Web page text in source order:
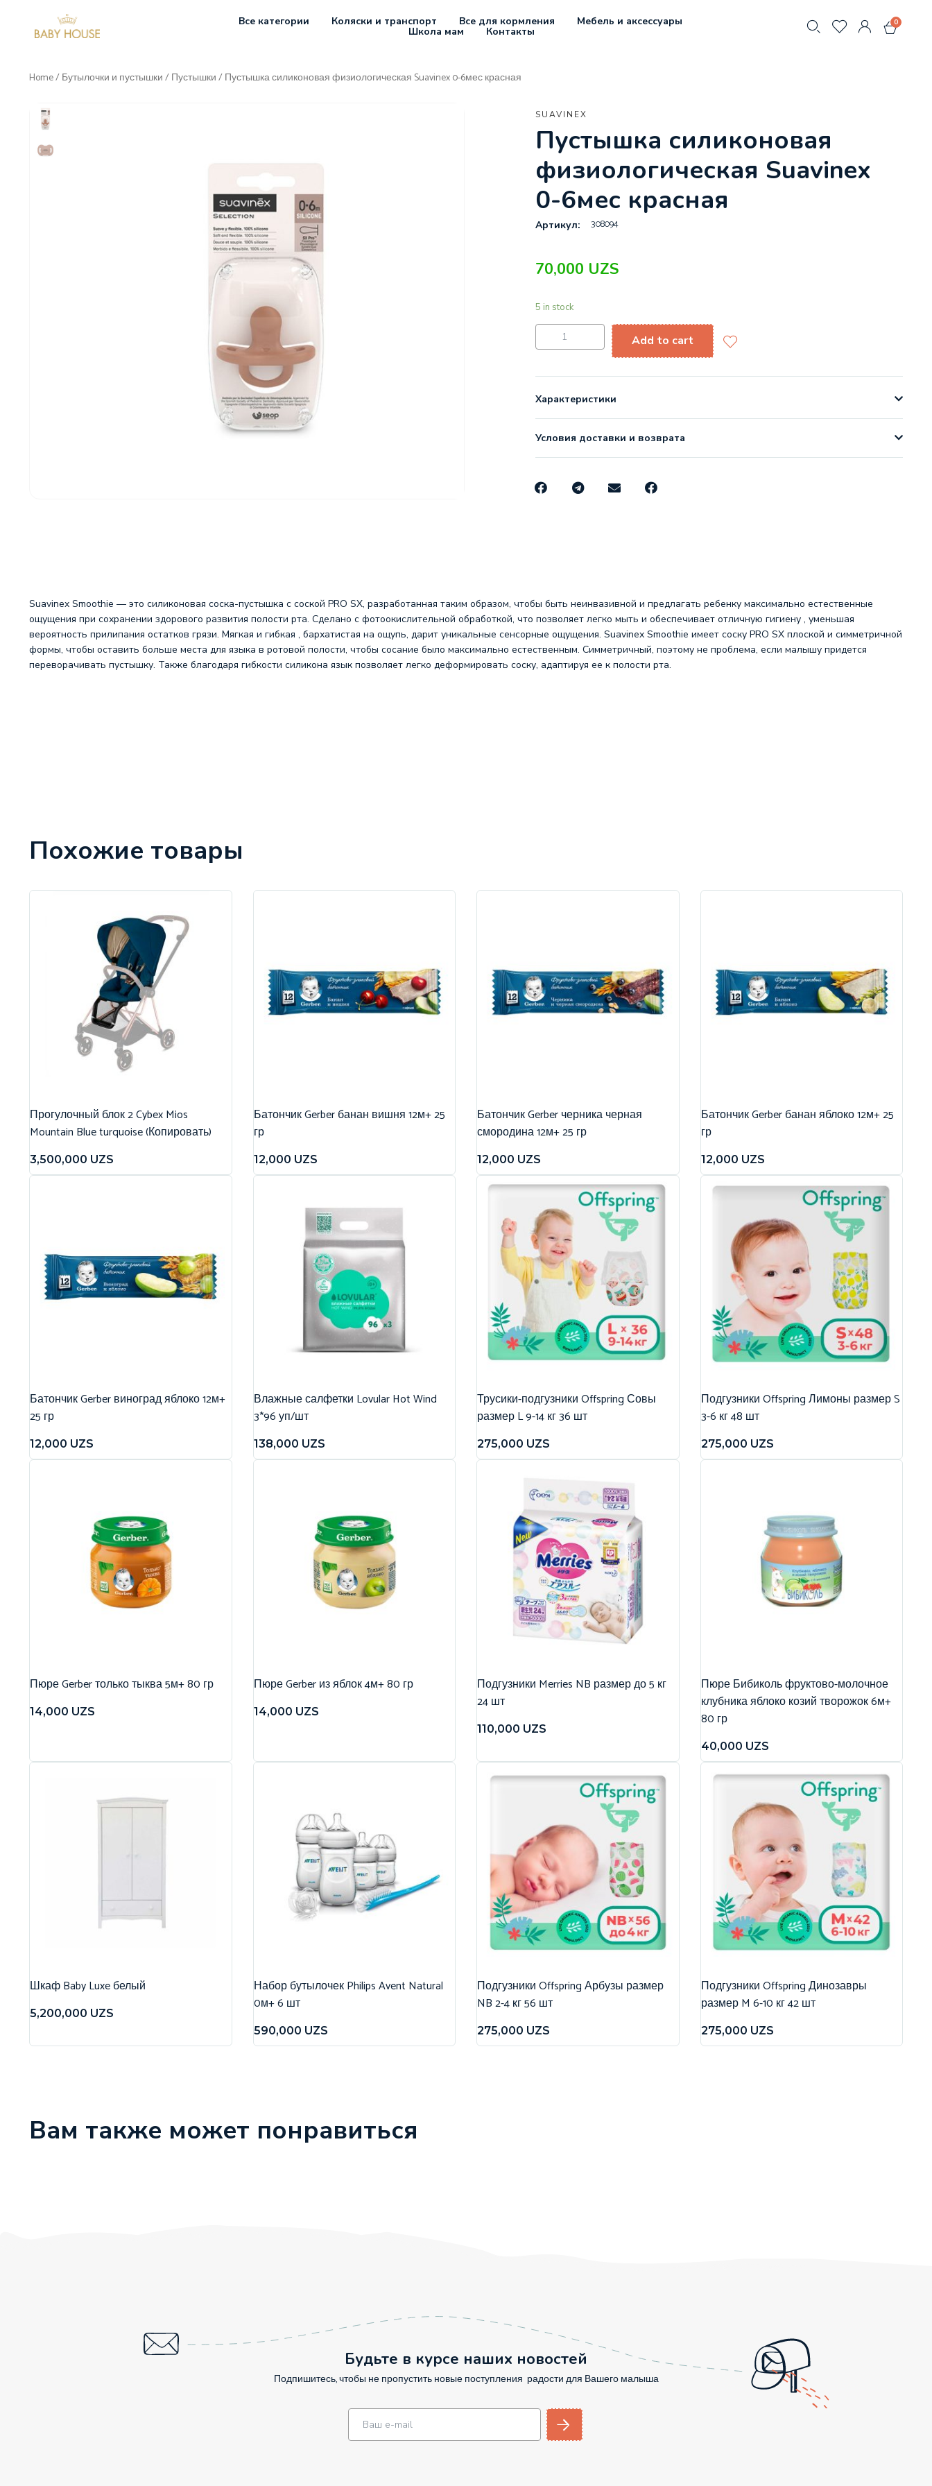
Все категории Коляски и транспорт Все для кормления Мебель и аксессуары
Школа мам Контакты
0
Home/Бутылочки и пустышки/Пустышки/ Пустышка силиконовая физиологическая Suavinex 0-6мес красная
SUAVINEX
Пустышка силиконовая
физиологическая Suavinex
0-6мес красная
Артикул: 308094
70,000 UZS
5 in stock
Add to cart
Характеристики
Условия доставки и возврата
Suavinex Smoothie — это силиконовая соска-пустышка с соской PRO SX, разработанная таким образом, чтобы быть неинвазивной и предлагать ребенку максимально естественные
ощущения при сохранении здорового развития полости рта. Сделано с фотоокислительной обработкой, что позволяет легко мыть и обеспечивает отличную гигиену , уменьшая
вероятность прилипания остатков грязи. Мягкая и гибкая , бархатистая на ощупь, дарит уникальные сенсорные ощущения. Suavinex Smoothie имеет соску PRO SX плоской и симметричной
формы, чтобы оставить больше места для языка в ротовой полости, чтобы сосание было максимально естественным. Симметричный, поэтому не проблема, если малышу придется
переворачивать пустышку. Также благодаря гибкости силикона язык позволяет легко деформировать соску, адаптируя ее к полости рта.
Похожие товары
Прогулочный блок 2 Cybex Mios
Mountain Blue turquoise (Копировать)
3,500,000 UZS
Батончик Gerber банан вишня 12м+ 25
гр
12,000 UZS
Батончик Gerber черника черная
смородина 12м+ 25 гр
12,000 UZS
Батончик Gerber банан яблоко 12м+ 25
гр
12,000 UZS
Батончик Gerber виноград яблоко 12м+
25 гр
12,000 UZS
Влажные салфетки Lovular Hot Wind
3*96 уп/шт
138,000 UZS
Трусики-подгузники Offspring Совы
размер L 9-14 кг 36 шт
275,000 UZS
Подгузники Offspring Лимоны размер S
3-6 кг 48 шт
275,000 UZS
Пюре Gerber только тыква 5м+ 80 гр
14,000 UZS
Пюре Gerber из яблок 4м+ 80 гр
14,000 UZS
Подгузники Merries NB размер до 5 кг
24 шт
110,000 UZS
Пюре Бибиколь фруктово-молочное
клубника яблоко козий творожок 6м+
80 гр
40,000 UZS
Шкаф Baby Luxe белый
5,200,000 UZS
Набор бутылочек Philips Avent Natural
0м+ 6 шт
590,000 UZS
Подгузники Offspring Арбузы размер
NB 2-4 кг 56 шт
275,000 UZS
Подгузники Offspring Динозавры
размер M 6-10 кг 42 шт
275,000 UZS
Вам также может понравиться
Будьте в курсе наших новостей
Подпишитесь, чтобы не пропустить новые поступления радости для Вашего малыша